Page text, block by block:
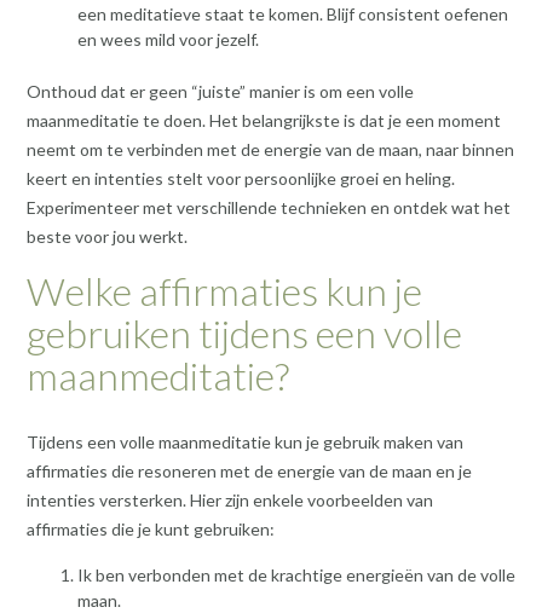
een meditatieve staat te komen. Blijf consistent oefenen
en wees mild voor jezelf.
Onthoud dat er geen “juiste” manier is om een volle
maanmeditatie te doen. Het belangrijkste is dat je een moment
neemt om te verbinden met de energie van de maan, naar binnen
keert en intenties stelt voor persoonlijke groei en heling.
Experimenteer met verschillende technieken en ontdek wat het
beste voor jou werkt.
Welke affirmaties kun je
gebruiken tijdens een volle
maanmeditatie?
Tijdens een volle maanmeditatie kun je gebruik maken van
affirmaties die resoneren met de energie van de maan en je
intenties versterken. Hier zijn enkele voorbeelden van
affirmaties die je kunt gebruiken:
Ik ben verbonden met de krachtige energieën van de volle
maan.